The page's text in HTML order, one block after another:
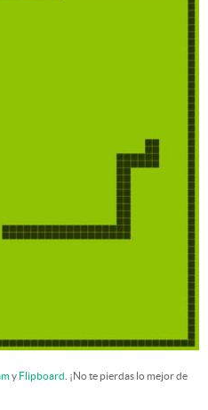
y Flipboard . ¡No te pierdas lo mejor de